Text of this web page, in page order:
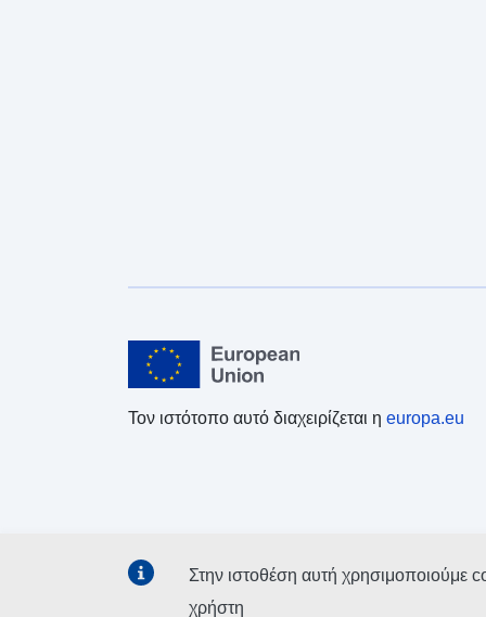
Τον ιστότοπο αυτό διαχειρίζεται η europa.eu
Στην ιστοθέση αυτή χρησιμοποιούμε
χρήστη